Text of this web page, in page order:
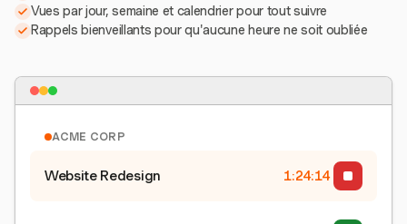
Vues par jour, semaine et calendrier pour tout suivre
Rappels bienveillants pour qu'aucune heure ne soit oubliée
ACME CORP
Website Redesign 1:24:15